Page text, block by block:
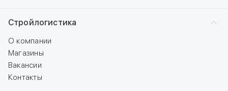
Стройлогистика
О компании
Магазины
Вакансии
Контакты